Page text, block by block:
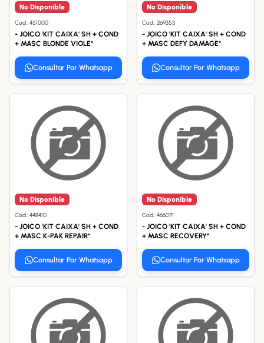
No Disponible
Cod.: 451000
- JOICO 'KIT CAIXA' SH + COND
+ MASC BLONDE VIOLE*
Consultar Por Whatsapp
No Disponible
Cod.: 269353
- JOICO 'KIT CAIXA' SH + COND
+ MASC DEFY DAMAGE*
Consultar Por Whatsapp
No Disponible
Cod.: 448410
- JOICO 'KIT CAIXA' SH + COND
+ MASC K-PAK REPAIR*
Consultar Por Whatsapp
No Disponible
Cod.: 466071
- JOICO 'KIT CAIXA' SH + COND
+ MASC RECOVERY*
Consultar Por Whatsapp